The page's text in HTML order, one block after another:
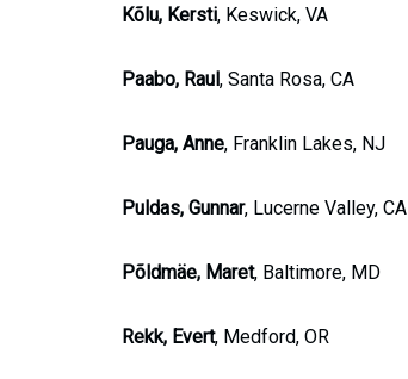
Kõlu, Kersti, Keswick, VA
Paabo, Raul , Santa Rosa, CA
Pauga, Anne, Franklin Lakes, NJ
Puldas, Gunnar, Lucerne Valley, CA
Põldmäe, Maret, Baltimore, MD
Rekk, Evert, Medford, OR